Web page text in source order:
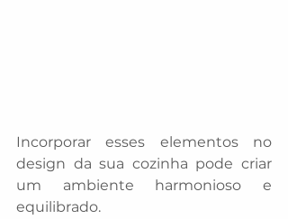
Incorporar esses elementos no
design da sua cozinha pode criar
um ambiente harmonioso e
equilibrado.